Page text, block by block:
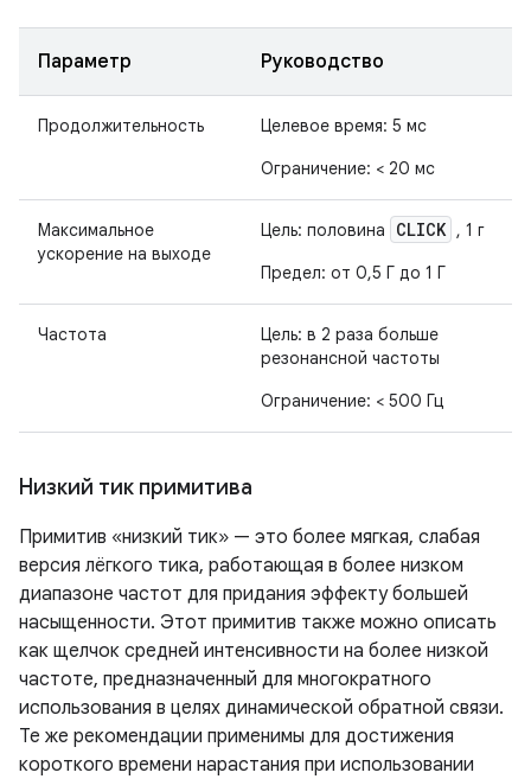
Параметр Руководство
Продолжительность
Целевое время: 5 мс
Ограничение: < 20 мс
Максимальное
ускорение на выходе
Цель: половина CLICK , 1 г
Предел: от 0,5 Г до 1 Г
Частота
Цель: в 2 раза больше
резонансной частоты
Ограничение: < 500 Гц
Низкий тик примитива
Примитив «низкий тик» — это более мягкая, слабая
версия лёгкого тика, работающая в более низком
диапазоне частот для придания эффекту большей
насыщенности. Этот примитив также можно описать
как щелчок средней интенсивности на более низкой
частоте, предназначенный для многократного
использования в целях динамической обратной связи.
Те же рекомендации применимы для достижения
короткого времени нарастания при использовании